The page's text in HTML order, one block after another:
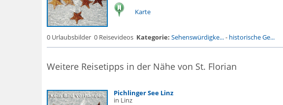
Karte
0 Urlaubsbilder 0 Reisevideos Kategorie: Sehenswürdigke...- historische Ge...
Weitere Reisetipps in der Nähe von St. Florian
Pichlinger See Linz
in Linz